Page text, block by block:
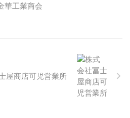
華工業商会
屋商店可児営業所